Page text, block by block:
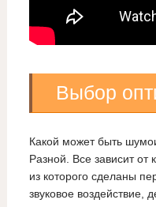
Выбор
Какой может быть
Разной. Все зависит от
из которого сделаны
звуковое воздействие,